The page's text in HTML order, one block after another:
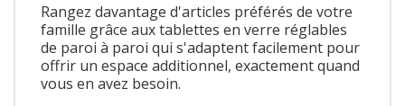
Rangez davantage d'articles préférés de votre
famille grâce aux tablettes en verre réglables
de paroi à paroi qui s'adaptent facilement pour
offrir un espace additionnel, exactement quand
vous en avez besoin.